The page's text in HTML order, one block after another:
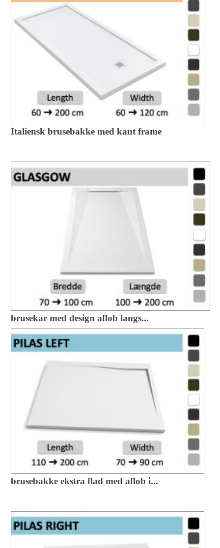
Italiensk brusebakke med kant frame
brusekar med design aflob langs...
brusebakke ekstra flad med aflob i...